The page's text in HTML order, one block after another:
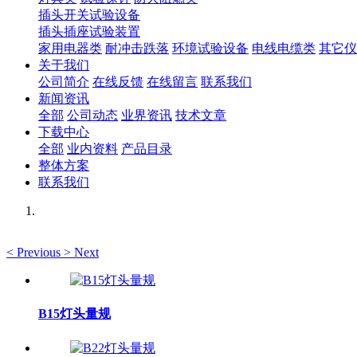
插头开关试验设备
插头插座试验装置
家用电器类 耐冲击跌落 环境试验设备 电线电缆类 其它
关于我们
公司简介 在线反馈 在线留言 联系我们
新闻资讯
全部 公司动态 业界资讯 技术文章
下载中心
全部 业内资料 产品目录
整体方案
联系我们
< Previous > Next
B15灯头量规